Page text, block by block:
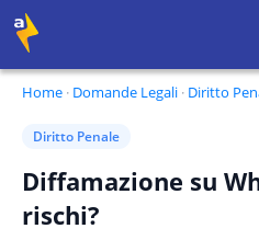
Home · Domande Legali · Diritto
Diritto Penale
Diffamazione su
rischi?